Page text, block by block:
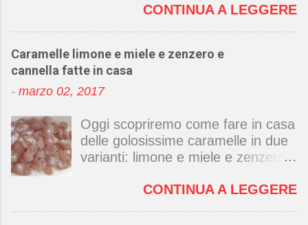
il filetto di maiale in crosta di pasta
realtà è piuttosto semplice da
preparare. Il filetto è una parte
nobile del maiale, magra ma
dovere e piuttosto economica.
Ecco a voi la ricetta per preparare
un filetto di maiale spettacolare.
CONTINUA A LEGGERE
Caramelle limone e miele e zenzero e
cannella fatte in casa
- marzo 02, 2017
Oggi scopriremo come fare in casa
delle golosissime caramelle in due
varianti: limone e miele e zenzero
entrambe molto facili e velocissime
CONTINUA A LEGGERE